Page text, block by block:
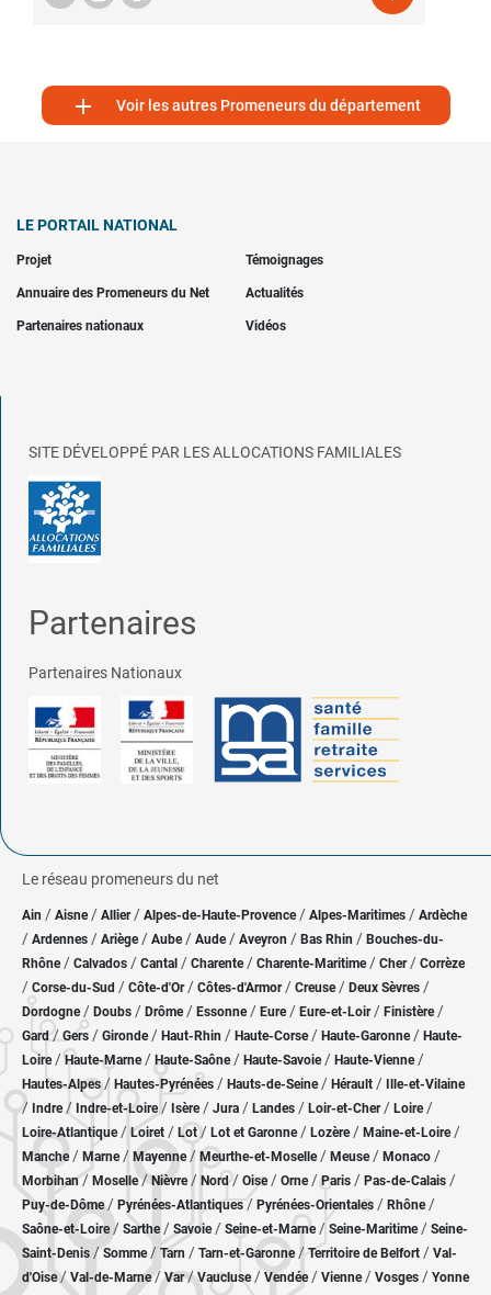
 Voir les autres Promeneurs du département
LE PORTAIL NATIONAL
Projet Témoignages
Annuaire des Promeneurs du Net Actualités
Partenaires nationaux Vidéos
SITE DÉVELOPPÉ PAR LES ALLOCATIONS FAMILIALES
Partenaires
Partenaires Nationaux
Le réseau promeneurs du net
Ain / Aisne/ Allier/ Alpes-de-Haute-Provence / Alpes-Maritimes / Ardèche
/ Ardennes / Ariège/ Aube/ Aude / Aveyron / Bas Rhin / Bouches-du-
Rhône/ Calvados / Cantal / Charente / Charente-Maritime/ Cher / Corrèze
/ Corse-du-Sud / Côte-d'Or / Côtes-d'Armor/ Creuse/ Deux Sèvres /
Dordogne/ Doubs / Drôme/ Essonne / Eure/ Eure-et-Loir / Finistère/
Gard/Gers / Gironde/ Haut-Rhin / Haute-Corse/ Haute-Garonne/ Haute-
Loire/Haute-Marne/ Haute-Saône/ Haute-Savoie/ Haute-Vienne/
Hautes-Alpes/ Hautes-Pyrénées / Hauts-de-Seine/ Hérault / Ille-et-Vilaine
/ Indre/ Indre-et-Loire/ Isère/ Jura / Landes / Loir-et-Cher/ Loire/
Loire-Atlantique/ Loiret / Lot/ Lot et Garonne/ Lozère / Maine-et-Loire/
Manche/ Marne/ Mayenne/ Meurthe-et-Moselle/ Meuse/ Monaco /
Morbihan/ Moselle/ Nièvre / Nord/ Oise / Orne/Paris / Pas-de-Calais /
Puy-de-Dôme/ Pyrénées-Atlantiques / Pyrénées-Orientales / Rhône/
Saône-et-Loire/ Sarthe/ Savoie/ Seine-et-Marne/ Seine-Maritime/ Seine-
Saint-Denis /Somme/ Tarn / Tarn-et-Garonne/Territoire de Belfort / Val-
d'Oise/ Val-de-Marne/Var/Vaucluse/ Vendée/ Vienne/ Vosges / Yonne